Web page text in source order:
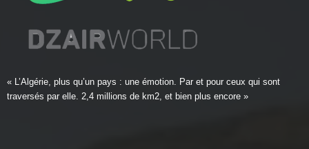
« L’Algérie, plus qu’un pays : une émotion. Par et pour ceux qui sont
traversés par elle. 2,4 millions de km2, et bien plus encore »